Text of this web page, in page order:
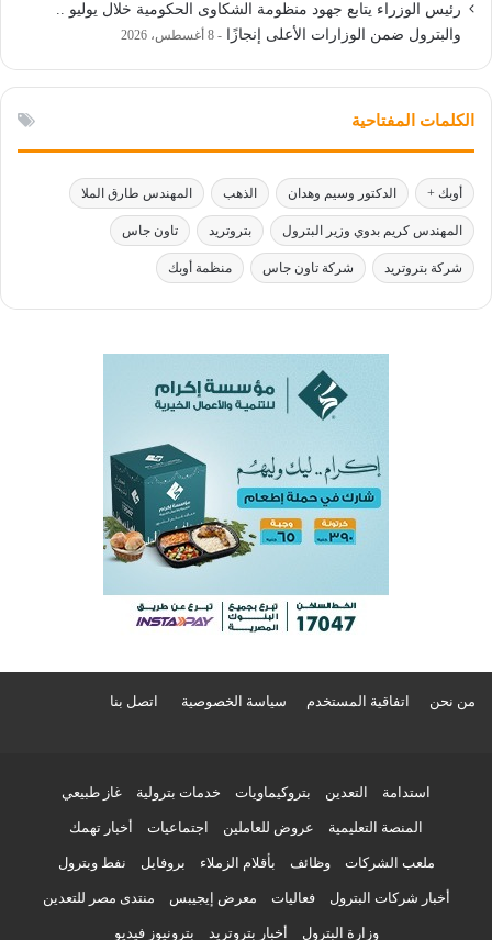
رئيس الوزراء يتابع جهود منظومة الشكاوى الحكومية خلال يوليو ..
والبترول ضمن الوزارات الأعلى إنجازًا
8 أغسطس، 2026
الكلمات المفتاحية
أوبك + الدكتور وسيم وهدان الذهب المهندس طارق الملا
المهندس كريم بدوي وزير البترول بتروتريد تاون جاس
شركة بتروتريد شركة تاون جاس منظمة أوبك
من نحن اتفاقية المستخدم سياسة الخصوصية اتصل بنا
استدامة التعدين بتروكيماويات خدمات بترولية غاز طبيعي
المنصة التعليمية عروض للعاملين اجتماعيات أخبار تهمك
ملعب الشركات وظائف بأقلام الزملاء بروفايل نفط وبترول
أخبار شركات البترول فعاليات معرض إيجيبس منتدى مصر للتعدين
وزارة البترول أخبار بتروتريد بترونيوز فيديو